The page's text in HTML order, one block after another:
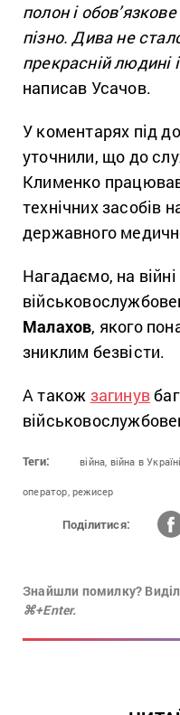
полон і
пізно. Дива не
прекрасній людині
написав Усачов.
У коментарях під
уточнили, що до
Клименко працював
технічних засобів
державного
Нагадаємо, на війні
Малахов, якого
зниклим безвісти.
А також загинув
Теги: війна, війна в
оператор, режисер
Поділитися:
Знайшли помилку?
⌘+Enter.